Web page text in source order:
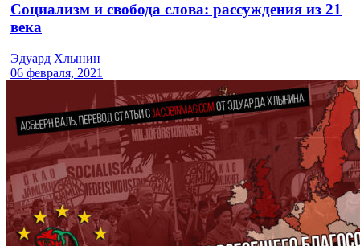
Социализм и свобода слова: рассуждения из 21
века
Эдуард Хлынин
06 февраля, 2021